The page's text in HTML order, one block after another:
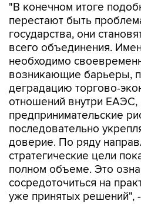
"В конечном итоге
перестают быть
государства, они
всего объединения.
необходимо
возникающие барьеры,
деградацию торгово-
отношений внутри ЕАЭС,
предпринимательские
последовательно
доверие. По ряду
стратегические цели
полном объеме. Это
сосредоточиться на
уже принятых решений",